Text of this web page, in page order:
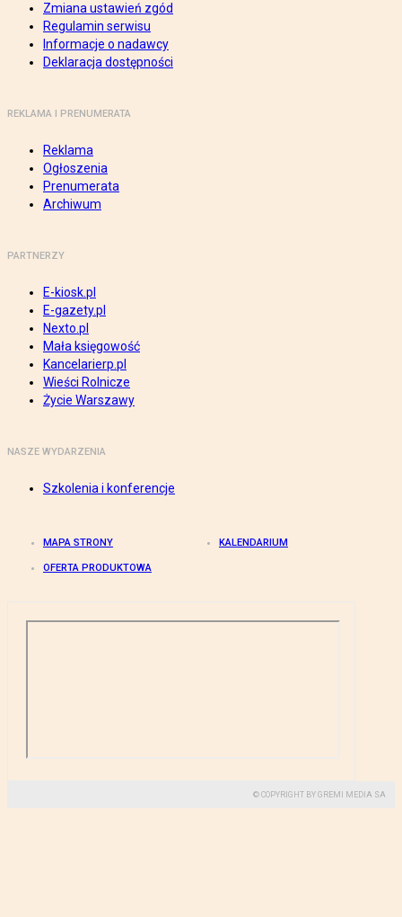
Zmiana ustawień zgód
Regulamin serwisu
Informacje o nadawcy
Deklaracja dostępności
REKLAMA I PRENUMERATA
Reklama
Ogłoszenia
Prenumerata
Archiwum
PARTNERZY
E-kiosk.pl
E-gazety.pl
Nexto.pl
Mała księgowość
Kancelarierp.pl
Wieści Rolnicze
Życie Warszawy
NASZE WYDARZENIA
Szkolenia i konferencje
MAPA STRONY KALENDARIUM
OFERTA PRODUKTOWA
© COPYRIGHT BY GREMI MEDIA SA